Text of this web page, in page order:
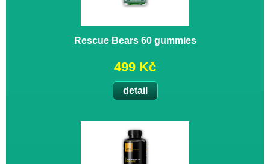
Rescue Bears 60 gummies
499 Kč
detail